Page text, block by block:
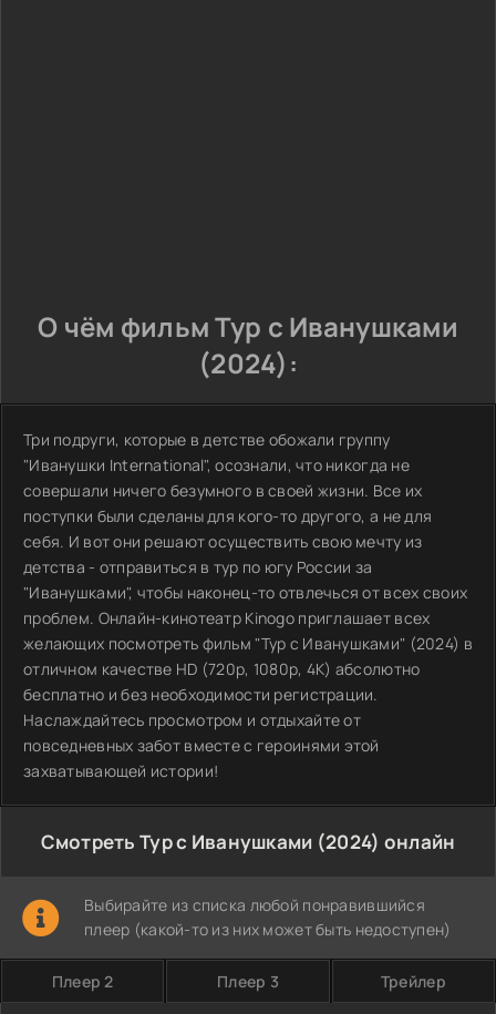
О чём фильм Тур с Иванушками
(2024):
Три подруги, которые в детстве обожали группу
"Иванушки International", осознали, что никогда не
совершали ничего безумного в своей жизни. Все их
поступки были сделаны для кого-то другого, а не для
себя. И вот они решают осуществить свою мечту из
детства - отправиться в тур по югу России за
"Иванушками", чтобы наконец-то отвлечься от всех своих
проблем. Онлайн-кинотеатр Kinogo приглашает всех
желающих посмотреть фильм "Тур с Иванушками" (2024) в
отличном качестве HD (720p, 1080p, 4K) абсолютно
бесплатно и без необходимости регистрации.
Наслаждайтесь просмотром и отдыхайте от
повседневных забот вместе с героинями этой
захватывающей истории!
Смотреть Тур с Иванушками (2024) онлайн
Выбирайте из списка любой понравившийся
плеер (какой-то из них может быть недоступен)
Плеер 2 Плеер 3 Трейлер